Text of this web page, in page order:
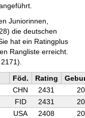
Juniorinnen,
die deutschen
hat ein Ratingplus
Rangliste erreicht.
Föd. Rating
CHN 2431
FID 2431
USA 2408